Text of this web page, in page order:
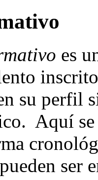
es
su perfil
Aquí
ser